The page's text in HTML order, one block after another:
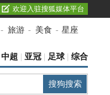
欢迎入驻搜狐媒体平台
- 旅游 - 美食 - 星座
中超 亚冠 足球 综合